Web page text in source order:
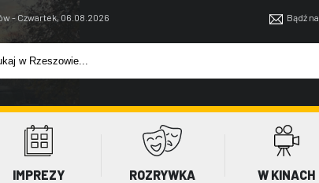
- Czwartek, 06.08.2026 Bądź
IMPREZY ROZRYWKA W KINACH